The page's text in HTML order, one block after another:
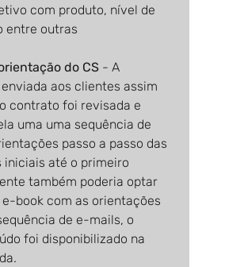
com produto, nível de
entre outras
do CS - A
aos clientes assim
contrato foi revisada e
uma uma sequência de
passo a passo das
iniciais até o primeiro
também poderia optar
book com as orientações
de e-mails, o
foi disponibilizado na